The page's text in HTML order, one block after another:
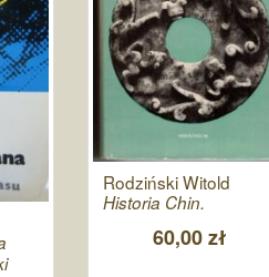
Rodziński Witold
Historia Chin.
60,00 zł